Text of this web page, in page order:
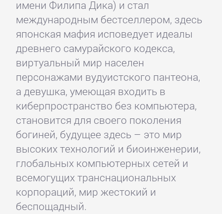
имени Филипа Дика) и стал
международным бестселлером, здесь
японская мафия исповедует идеалы
древнего самурайского кодекса,
виртуальный мир населен
персонажами вудуистского пантеона,
а девушка, умеющая входить в
киберпространство без компьютера,
становится для своего поколения
богиней, будущее здесь – это мир
высоких технологий и биоинженерии,
глобальных компьютерных сетей и
всемогущих транснациональных
корпораций, мир жестокий и
беспощадный.